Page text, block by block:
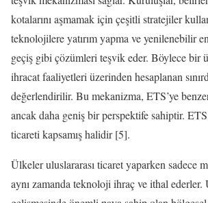
kotalarını aşmamak için çeşitli stratejiler
teknolojilere yatırım yapma ve yenilenebilir
geçiş gibi çözümleri teşvik eder. Böylece bir
ihracat faaliyetleri üzerinden hesaplanan
değerlendirilir. Bu mekanizma, ETS’ye
ancak daha geniş bir perspektife sahiptir.
ticareti kapsamış halidir [5].
Ülkeler uluslararası ticaret yaparken sadece
aynı zamanda teknoloji ihraç ve ithal ederler.